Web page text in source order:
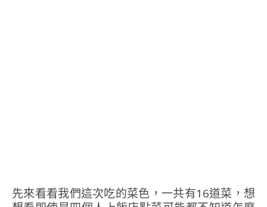
先來看看我們這次吃的菜色，一共有16道菜，想